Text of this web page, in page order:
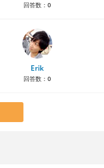
回答数： 0
Erik
回答数： 0